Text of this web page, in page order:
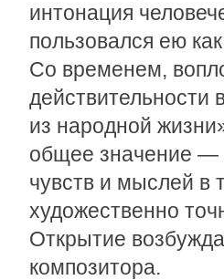
интонация
пользовался ею
Со временем,
действительности
из народной
общее значение —
чувств и мыслей в
художественно
Открытие
композитора.